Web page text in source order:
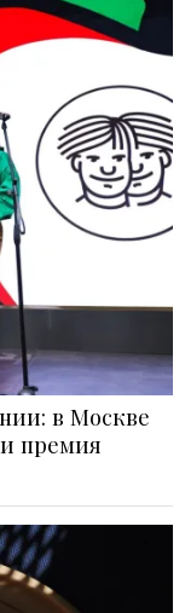
в Москве
премия